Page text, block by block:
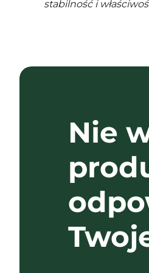
stabilność i
Nie